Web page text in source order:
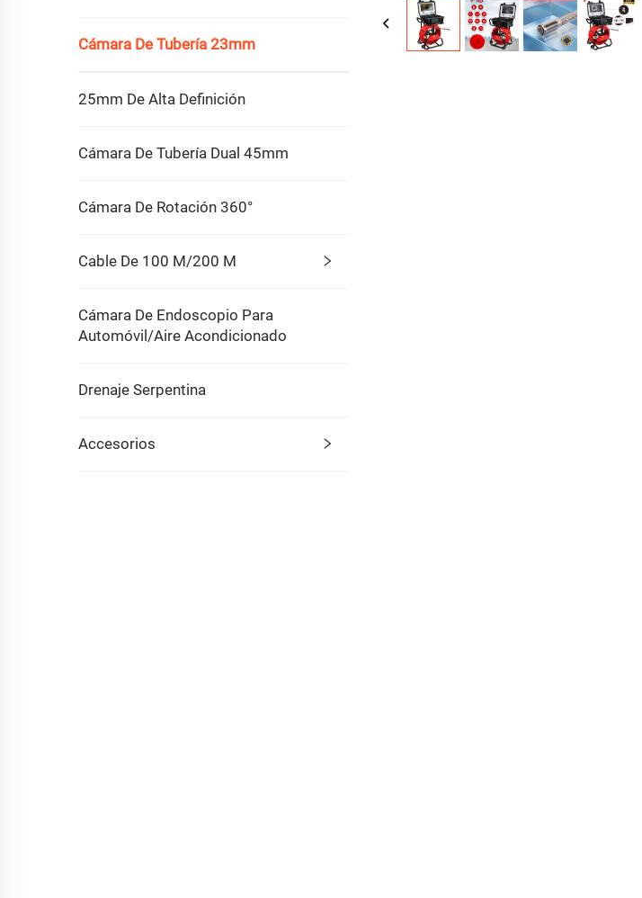
Cámara De Tubería 23mm
25mm De Alta Definición
Cámara De Tubería Dual 45mm
Cámara De Rotación 360°
Cable De 100 M/200 M
Cámara De Endoscopio Para
Automóvil/Aire Acondicionado
Drenaje Serpentina
Accesorios